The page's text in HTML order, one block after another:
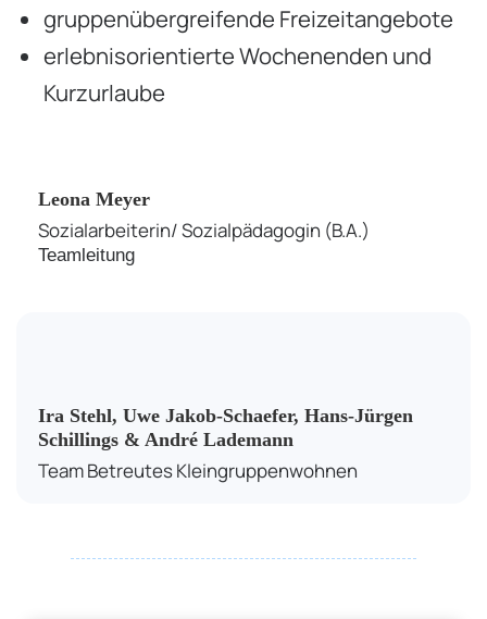
gruppenübergreifende Freizeitangebote
erlebnisorientierte Wochenenden und
Kurzurlaube
Leona Meyer
Sozialarbeiterin/ Sozialpädagogin (B.A.)
Teamleitung
Ira Stehl, Uwe Jakob-Schaefer, Hans-Jürgen
Schillings & André Lademann
Team Betreutes Kleingruppenwohnen